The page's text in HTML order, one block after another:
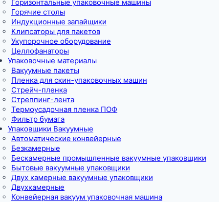
Горизонтальные упаковочные машины
Горячие столы
Индукционные запайщики
Клипсаторы для пакетов
Укупорочное оборудование
Целлофанаторы
Упаковочные материалы
Вакуумные пакеты
Пленка для скин-упаковочных машин
Стрейч-пленка
Стреппинг-лента
Термоусадочная пленка ПОФ
Фильтр бумага
Упаковщики Вакуумные
Автоматические конвейерные
Безкамерные
Бескамерные промышленные вакуумные упаковщики
Бытовые вакуумные упаковщики
Двух камерные вакуумные упаковщики
Двухкамерные
Конвейерная вакуум упаковочная машина